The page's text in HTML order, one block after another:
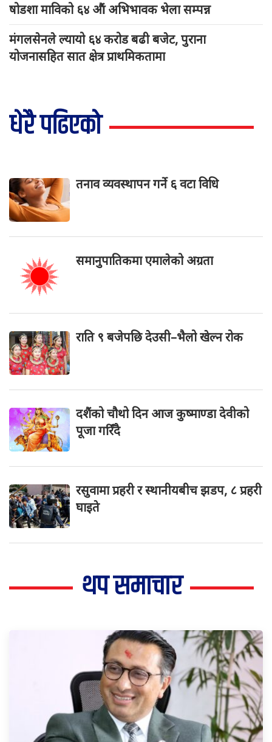
षोडशा माविको ६४ औं अभिभावक भेला सम्पन्न
मंगलसेनले ल्यायो ६४ करोड बढी बजेट, पुराना
योजनासहित सात क्षेत्र प्राथमिकतामा
धेरै पढिएको
तनाव व्यवस्थापन गर्ने ६ वटा विधि
समानुपातिकमा एमालेको अग्रता
राति ९ बजेपछि देउसी–भैलो खेल्न रोक
दशैंको चौथो दिन आज कुष्माण्डा देवीको
पूजा गरिँदै
रसुवामा प्रहरी र स्थानीयबीच झडप, ८ प्रहरी
घाइते
थप समाचार